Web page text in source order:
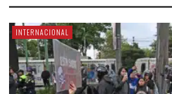
INTERNACIONAL